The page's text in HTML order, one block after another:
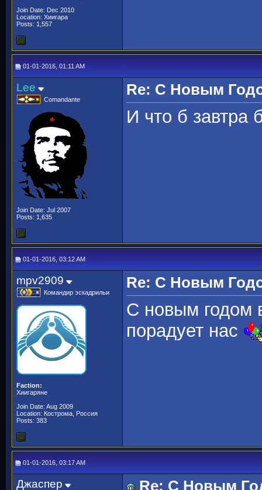
Join Date: Dec 2010
Location: Хиигара
Posts: 1,557
01-01-2016, 01:11 AM
Lee
Comandante
Join Date: Jul 2007
Posts: 1,635
Re: С Новым
И что б завтра
01-01-2016, 03:12 AM
mpv2909
Командир эскадрильи
Faction:
Хиигаряне
Join Date: Aug 2009
Location: Кострома, Россия
Posts: 383
Re: С Новым
С новым годом
порадует нас
01-01-2016, 03:17 AM
Джаспер Re: С Новым